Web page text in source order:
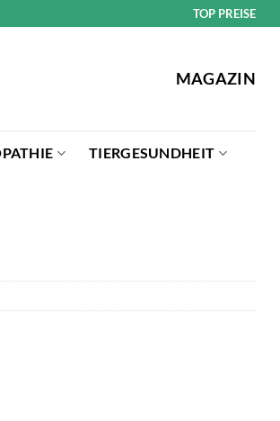
TOP PREISE
MAGAZIN
TIERGESUNDHEIT